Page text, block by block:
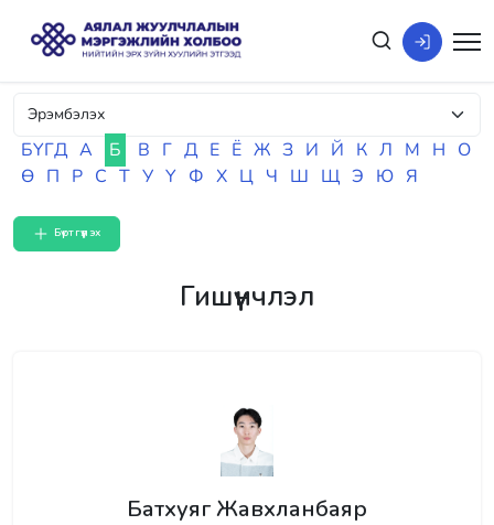
БҮГД А Б В Г Д Е Ё Ж З И Й К Л М Н О
Ө П Р С Т У Ү Ф Х Ц Ч Ш Щ Э Ю Я
Бүртгүүлэх
Гишүүнчлэл
Батхуяг Жавхланбаяр